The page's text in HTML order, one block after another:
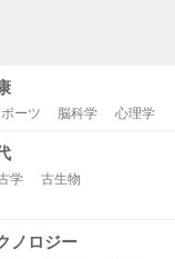
ーツ 脳科学 心理学
学 古生物
ノロジー